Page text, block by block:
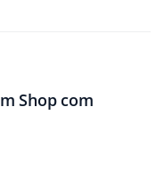
Shop com